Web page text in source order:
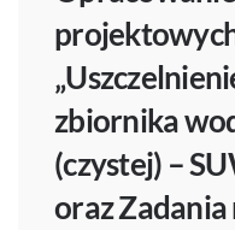
zbiornika
(czystej) –
oraz Zadania